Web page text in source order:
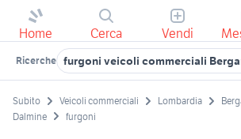
Home Cerca Vendi
Ricerche furgoni veicoli commerciali
Subito Veicoli commerciali Lombardia
Dalmine
furgoni